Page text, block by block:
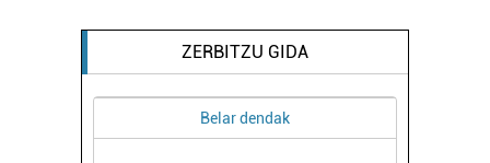
ZERBITZU GIDA
Belar dendak